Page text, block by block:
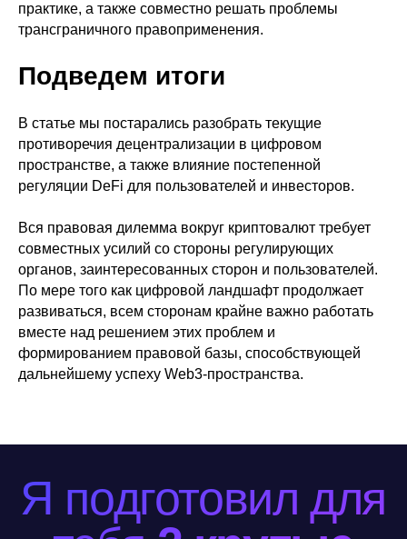
практике, а также совместно решать проблемы
трансграничного правоприменения.
Подведем итоги
В статье мы постарались разобрать текущие
противоречия децентрализации в цифровом
пространстве, а также влияние постепенной
регуляции DeFi для пользователей и инвесторов.
Вся правовая дилемма вокруг криптовалют требует
совместных усилий со стороны регулирующих
органов, заинтересованных сторон и пользователей.
По мере того как цифровой ландшафт продолжает
развиваться, всем сторонам крайне важно работать
вместе над решением этих проблем и
формированием правовой базы, способствующей
дальнейшему успеху Web3-пространства.
сайта, допускается не иначе как с письменного
разрешения его правообладателя. В случае
Использования материала с сайта и нарушение
авторских и смежных прав, правообладателя
наказывается в соответствии со ст 146 УК РФ. Вся
информация предоставленная на сайте ни при
каких условиях не является публичной офертой,
определяемой положениями Статьи 437 (2)
Гражданского кодекса РФ
ЗАДАТЬ ВОПРОС ПОДДЕРЖКЕ DEFI-CLUB
Бесплатное обучение